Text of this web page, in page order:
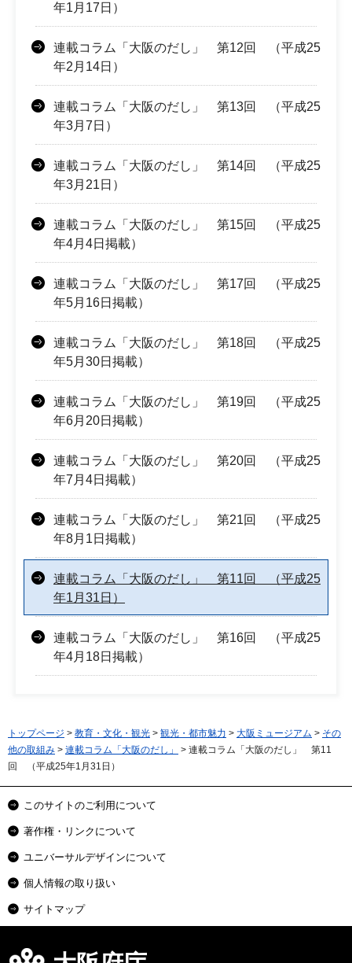
年1月17日）
連載コラム「大阪のだし」 第12回 （平成25
年2月14日）
連載コラム「大阪のだし」 第13回 （平成25
年3月7日）
連載コラム「大阪のだし」 第14回 （平成25
年3月21日）
連載コラム「大阪のだし」 第15回 （平成25
年4月4日掲載）
連載コラム「大阪のだし」 第17回 （平成25
年5月16日掲載）
連載コラム「大阪のだし」 第18回 （平成25
年5月30日掲載）
連載コラム「大阪のだし」 第19回 （平成25
年6月20日掲載）
連載コラム「大阪のだし」 第20回 （平成25
年7月4日掲載）
連載コラム「大阪のだし」 第21回 （平成25
年8月1日掲載）
連載コラム「大阪のだし」 第11回 （平成25
年1月31日）
連載コラム「大阪のだし」 第16回 （平成25
年4月18日掲載）
トップページ > 教育・文化・観光 > 観光・都市魅力 > 大阪ミュージアム > その
他の取組み > 連載コラム「大阪のだし」
> 連載コラム「大阪のだし」 第11
回 （平成25年1月31日）
このサイトのご利用について
著作権・リンクについて
ユニバーサルデザインについて
個人情報の取り扱い
サイトマップ